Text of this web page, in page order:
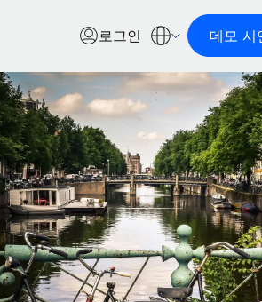
로그인 데모 시